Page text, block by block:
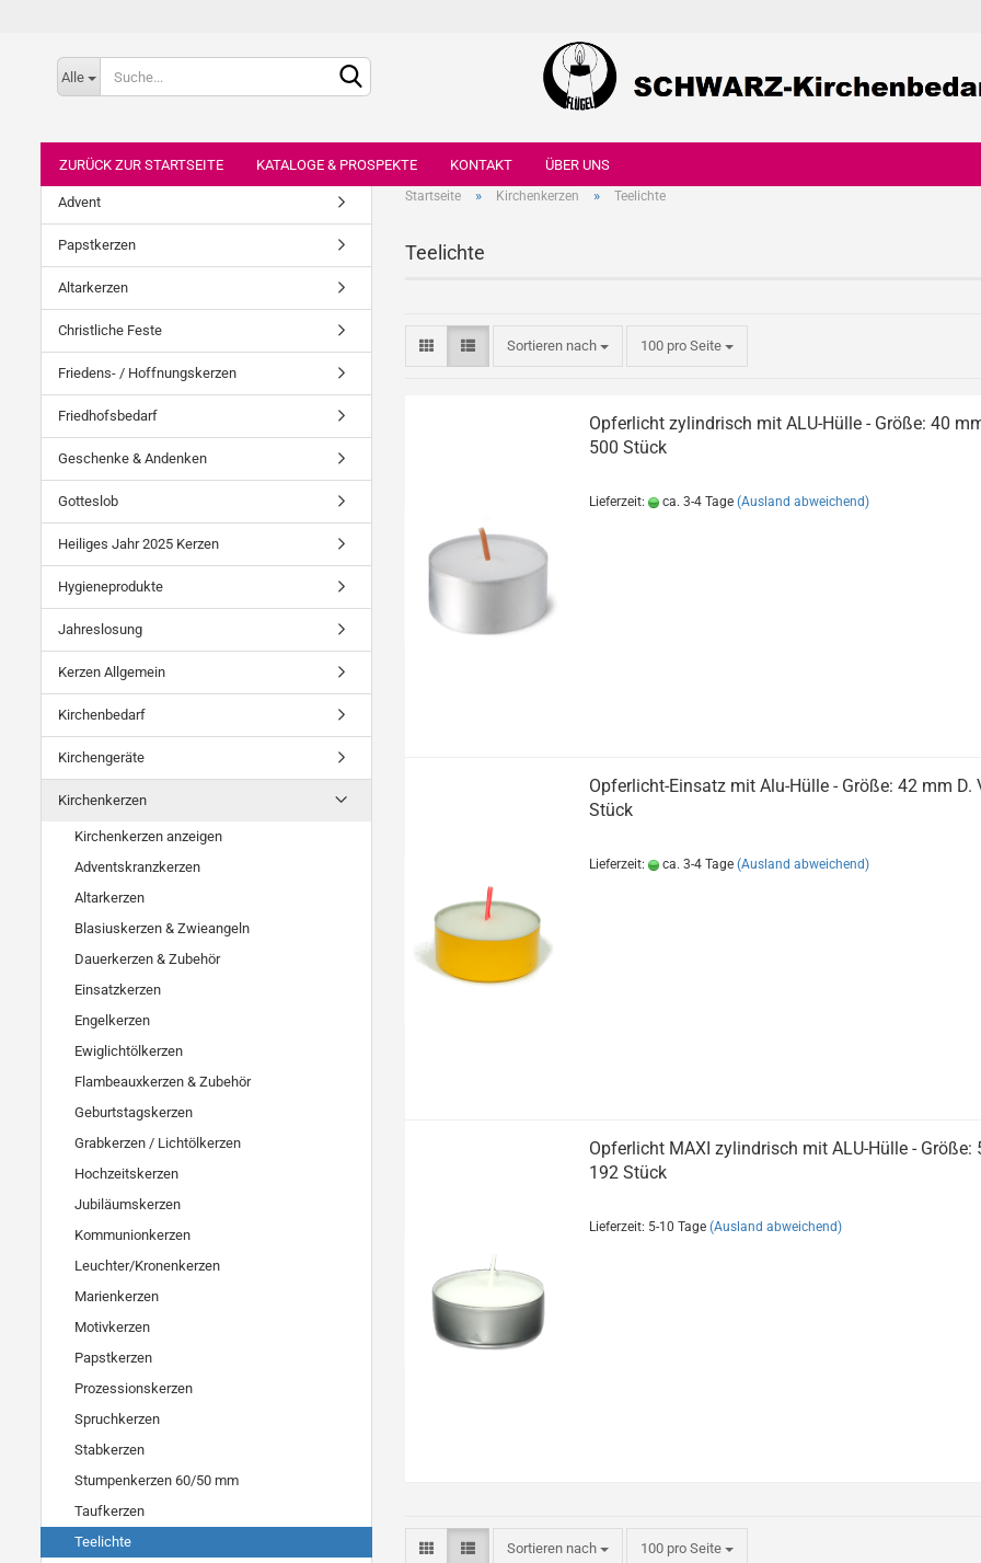
Alle
ZURÜCK ZUR STARTSEITE KATALOGE & PROSPEKTE KONTAKT ÜBER UNS
Startseite » Kirchenkerzen » Teelichte
Teelichte
Sortieren nach 100 pro Seite
Opferlicht zylindrisch mit ALU-Hülle - Größe: 40
500 Stück
Lieferzeit: ca. 3-4 Tage (Ausland abweichend)
Opferlicht-Einsatz mit Alu-Hülle - Größe: 42 mm D.
Stück
Lieferzeit: ca. 3-4 Tage (Ausland abweichend)
Opferlicht MAXI zylindrisch mit ALU-Hülle - Größe:
192 Stück
Lieferzeit: 5-10 Tage (Ausland abweichend)
Sortieren nach 100 pro Seite
Advent
Papstkerzen
Altarkerzen
Christliche Feste
Friedens- / Hoffnungskerzen
Friedhofsbedarf
Geschenke & Andenken
Gotteslob
Heiliges Jahr 2025 Kerzen
Hygieneprodukte
Jahreslosung
Kerzen Allgemein
Kirchenbedarf
Kirchengeräte
Kirchenkerzen
Kirchenkerzen anzeigen
Adventskranzkerzen
Altarkerzen
Blasiuskerzen & Zwieangeln
Dauerkerzen & Zubehör
Einsatzkerzen
Engelkerzen
Ewiglichtölkerzen
Flambeauxkerzen & Zubehör
Geburtstagskerzen
Grabkerzen / Lichtölkerzen
Hochzeitskerzen
Jubiläumskerzen
Kommunionkerzen
Leuchter/Kronenkerzen
Marienkerzen
Motivkerzen
Papstkerzen
Prozessionskerzen
Spruchkerzen
Stabkerzen
Stumpenkerzen 60/50 mm
Taufkerzen
Teelichte